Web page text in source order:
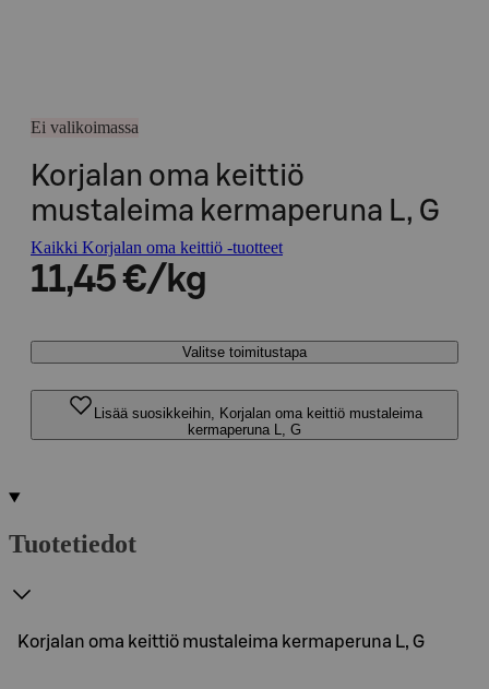
Ei valikoimassa
Korjalan oma keittiö
mustaleima kermaperuna L, G
Kaikki Korjalan oma keittiö -tuotteet
11,45 €/kg
Valitse toimitustapa
Lisää suosikkeihin, Korjalan oma keittiö mustaleima
kermaperuna L, G
Tuotetiedot
Korjalan oma keittiö mustaleima kermaperuna L, G